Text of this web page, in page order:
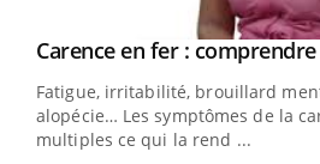
Youtube
Carence en fer :
Fatigue, irritabilité, brouillard
alopécie… Les symptômes de la
multiples ce qui la rend ...